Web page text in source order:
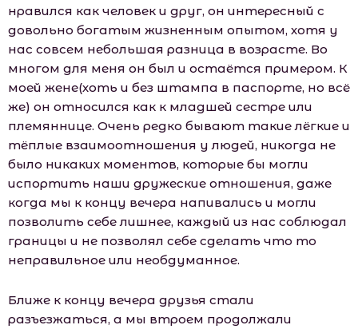
нравился как человек и друг, он интересный с
довольно богатым жизненным опытом, хотя у
нас совсем небольшая разница в возрасте. Во
многом для меня он был и остаётся примером. К
моей жене(хоть и без штампа в паспорте, но всё
же) он относился как к младшей сестре или
племяннице. Очень редко бывают такие лёгкие и
тёплые взаимоотношения у людей, никогда не
было никаких моментов, которые бы могли
испортить наши дружеские отношения, даже
когда мы к концу вечера напивались и могли
позволить себе лишнее, каждый из нас соблюдал
границы и не позволял себе сделать что то
неправильное или необдуманное.
Ближе к концу вечера друзья стали
разъезжаться, а мы втроем продолжали